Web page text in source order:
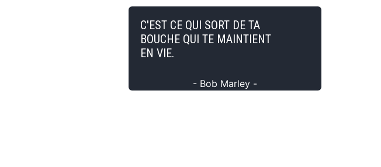
C'EST CE QUI SORT DE TA
BOUCHE QUI TE MAINTIENT
EN VIE.
- Bob Marley -